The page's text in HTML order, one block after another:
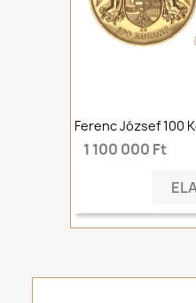
Ferenc József 100
1 100 000 Ft